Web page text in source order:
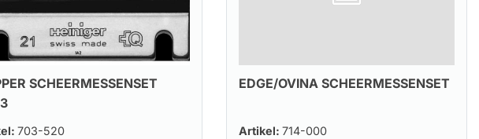
SCHEERMESSENSET
703-520
EDGE/OVINA SCHEERMESSENSET
Artikel: 714-000